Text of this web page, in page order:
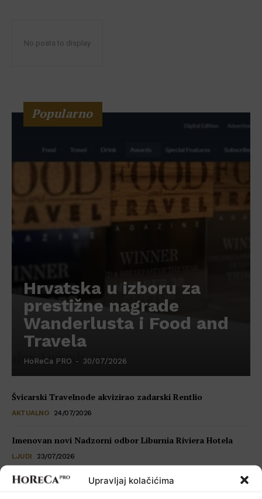
Upravljaj kolačićima
No posts to display
Popularno
Hrvatska u izboru za
prestižne nagrade
Wanderlusta i Food and
Travela
HoReCa PRO - 30/07/2026
Švicarski Travelnode akvizirao zadarski Rentlio
AKTUALNO 24/07/2026
Imenovan novi Nadzorni odbor Liburnia Riviera Hotela
LJUDI 23/07/2026
Restoran Tomassino osvojio četiri prestižne nagrade Haute